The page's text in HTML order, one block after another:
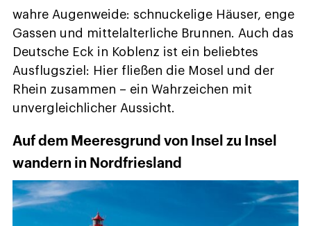
wahre Augenweide: schnuckelige Häuser, enge
Gassen und mittelalterliche Brunnen. Auch das
Deutsche Eck in Koblenz ist ein beliebtes
Ausflugsziel: Hier fließen die Mosel und der
Rhein zusammen – ein Wahrzeichen mit
unvergleichlicher Aussicht.
Auf dem Meeresgrund von Insel zu Insel
wandern in Nordfriesland